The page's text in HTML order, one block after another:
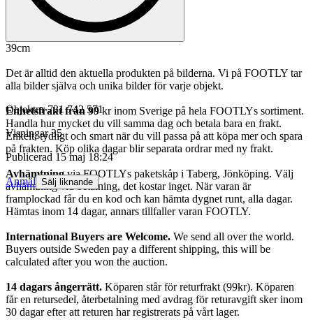
39cm
Det är alltid den aktuella produkten på bilderna. Vi på FOOTLY tar
alla bilder själva och unika bilder för varje objekt.
Enhetsfrakt från 99kr inom Sverige på hela FOOTLYs sortiment.
Handla hur mycket du vill samma dag och betala bara en frakt.
Enkelt, tydligt och smart när du vill passa på att köpa mer och spara
på frakten. Köp olika dagar blir separata ordrar med ny frakt.
Avhämtningvia FOOTLYs paketskåp i Taberg, Jönköping. Välj
avhämtning vid betalning, det kostar inget. När varan är
framplockad får du en kod och kan hämta dygnet runt, alla dagar.
Hämtas inom 14 dagar, annars tillfaller varan FOOTLY.
International Buyers are Welcome. We send all over the world.
Buyers outside Sweden pay a different shipping, this will be
calculated after you won the auction.
14 dagars ångerrätt. Köparen står för returfrakt (99kr). Köparen
får en retursedel, återbetalning med avdrag för returavgift sker inom
30 dagar efter att returen har registrerats på vårt lager.
Objektnr 731 742 571
Visningar 35
Publicerad 15 maj 18:24
Anmäl Sälj liknande